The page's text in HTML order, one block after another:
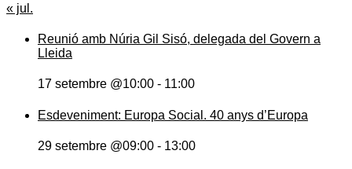
« jul.
Reunió amb Núria Gil Sisó, delegada del Govern a
Lleida
17 setembre @10:00 - 11:00
Esdeveniment: Europa Social. 40 anys d’Europa
29 setembre @09:00 - 13:00